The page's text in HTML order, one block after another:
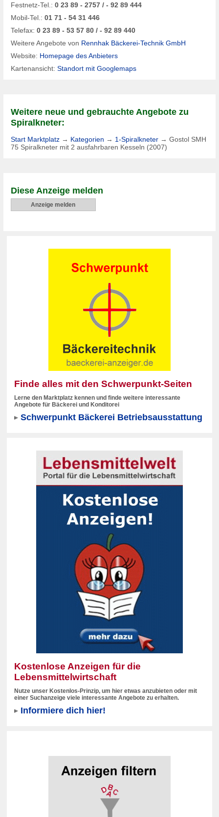
Festnetz-Tel.: 0 23 89 - 2757 / - 92 89 444
Mobil-Tel.: 01 71 - 54 31 446
Telefax: 0 23 89 - 53 57 80 / - 92 89 440
Weitere Angebote von Rennhak Bäckerei-Technik GmbH
Website: Homepage des Anbieters
Kartenansicht: Standort mit Googlemaps
Weitere neue und gebrauchte Angebote zu
Spiralkneter:
Start Marktplatz → Kategorien → 1-Spiralkneter → Gostol SMH
75 Spiralkneter mit 2 ausfahrbaren Kesseln (2007)
Diese Anzeige melden
Anzeige melden
Finde alles mit den Schwerpunkt-Seiten
Lerne den Marktplatz kennen und finde weitere interessante
Angebote für Bäckerei und Konditorei
Schwerpunkt Bäckerei Betriebsausstattung
Kostenlose Anzeigen für die
Lebensmittelwirtschaft
Nutze unser Kostenlos-Prinzip, um hier etwas anzubieten oder mit
einer Suchanzeige viele interessante Angebote zu erhalten.
Informiere dich hier!